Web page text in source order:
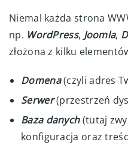
Niemal każda strona
np. WordPress, Joomla,
złożona z kilku
Domena(czyli adres
Serwer(przestrzeń
Baza danych(tutaj
konfiguracja oraz